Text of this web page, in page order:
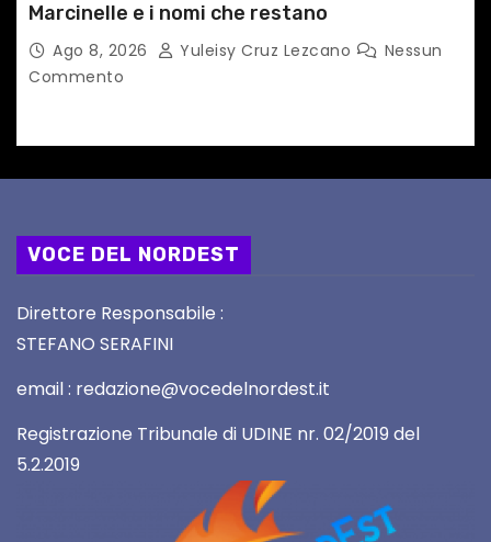
Marcinelle e i nomi che restano
Ago 8, 2026 Yuleisy Cruz Lezcano
Nessun
Commento
VOCE DEL NORDEST
Direttore Responsabile :
STEFANO SERAFINI
email : redazione@vocedelnordest.it
Registrazione Tribunale di UDINE nr. 02/2019 del
5.2.2019